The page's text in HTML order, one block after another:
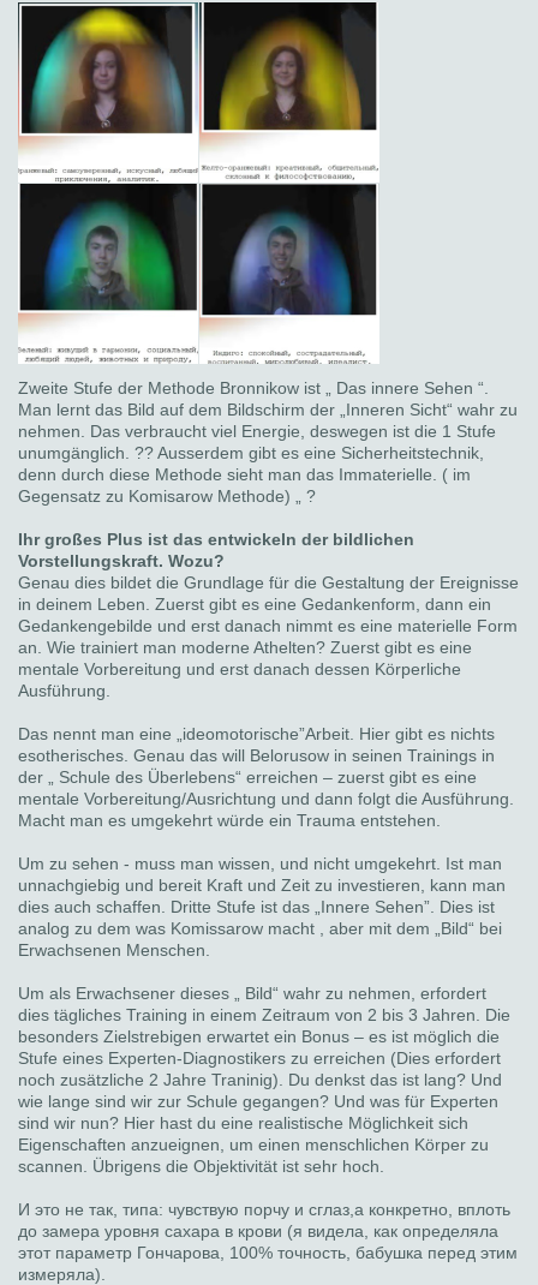
Zweite Stufe der Methode Bronnikow ist „ Das innere Sehen “.
Man lernt das Bild auf dem Bildschirm der „Inneren Sicht“ wahr zu
nehmen. Das verbraucht viel Energie, deswegen ist die 1 Stufe
unumgänglich. ?? Ausserdem gibt es eine Sicherheitstechnik,
denn durch diese Methode sieht man das Immaterielle. ( im
Gegensatz zu Komisarow Methode) „ ?
Ihr großes Plus ist das entwickeln der bildlichen
Vorstellungskraft. Wozu?
Genau dies bildet die Grundlage für die Gestaltung der Ereignisse
in deinem Leben. Zuerst gibt es eine Gedankenform, dann ein
Gedankengebilde und erst danach nimmt es eine materielle Form
an. Wie trainiert man moderne Athelten? Zuerst gibt es eine
mentale Vorbereitung und erst danach dessen Körperliche
Ausführung.
Das nennt man eine „ideomotorische”Arbeit. Hier gibt es nichts
esotherisches. Genau das will Belorusow in seinen Trainings in
der „ Schule des Überlebens“ erreichen – zuerst gibt es eine
mentale Vorbereitung/Ausrichtung und dann folgt die Ausführung.
Macht man es umgekehrt würde ein Trauma entstehen.
Um zu sehen - muss man wissen, und nicht umgekehrt. Ist man
unnachgiebig und bereit Kraft und Zeit zu investieren, kann man
dies auch schaffen. Dritte Stufe ist das „Innere Sehen”. Dies ist
analog zu dem was Komissarow macht , aber mit dem „Bild“ bei
Erwachsenen Menschen.
Um als Erwachsener dieses „ Bild“ wahr zu nehmen, erfordert
dies tägliches Training in einem Zeitraum von 2 bis 3 Jahren. Die
besonders Zielstrebigen erwartet ein Bonus – es ist möglich die
Stufe eines Experten-Diagnostikers zu erreichen (Dies erfordert
noch zusätzliche 2 Jahre Traninig). Du denkst das ist lang? Und
wie lange sind wir zur Schule gegangen? Und was für Experten
sind wir nun? Hier hast du eine realistische Möglichkeit sich
Eigenschaften anzueignen, um einen menschlichen Körper zu
scannen. Übrigens die Objektivität ist sehr hoch.
И это не так, типа: чувствую порчу и сглаз,а конкретно, вплоть
до замера уровня сахара в крови (я видела, как определяла
этот параметр Гончарова, 100% точность, бабушка перед этим
измеряла).